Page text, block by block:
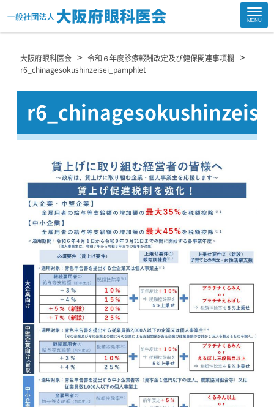
MENU
大阪府眼科医会 > 令和６年度診療報酬改定及び健保関連事項欄 >
r6_chinagesokushinzeisei_pamphlet
Site
Footer